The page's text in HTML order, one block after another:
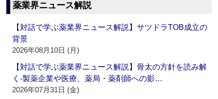
薬業界ニュース解説
【対話で学ぶ薬業界ニュース解説】サツドラTOB成立の
背景
2026年08月10日 (月)
【対話で学ぶ薬業界ニュース解説】骨太の方針を読み解
く‐製薬企業や医療、薬局・薬剤師への影…
2026年07月31日 (金)